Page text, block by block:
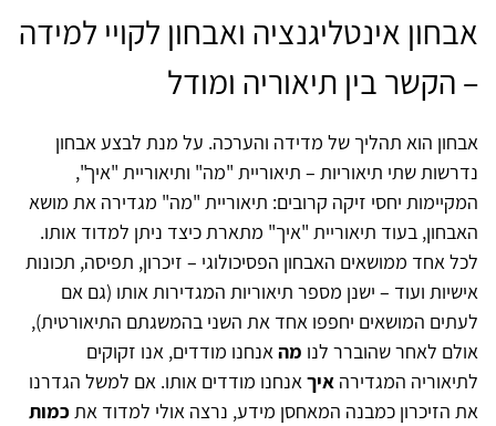
אבחון אינטליגנציה ואבחון לקויי למידה
– הקשר בין תיאוריה ומודל
אבחון הוא תהליך של מדידה והערכה. על מנת לבצע אבחון
נדרשות שתי תיאוריות – תיאוריית "מה" ותיאוריית "איך",
המקיימות יחסי זיקה קרובים: תיאוריית "מה" מגדירה את מושא
האבחון, בעוד תיאוריית "איך" מתארת כיצד ניתן למדוד אותו.
לכל אחד ממושאים האבחון הפסיכולוגי – זיכרון, תפיסה, תכונות
אישיות ועוד – ישנן מספר תיאוריות המגדירות אותו (גם אם
לעתים המושאים יחפפו אחד את השני בהמשגתם התיאורטית),
אולם לאחר שהוברר לנו מה אנחנו מודדים, אנו זקוקים
לתיאוריה המגדירה איך אנחנו מודדים אותו. אם למשל הגדרנו
את הזיכרון כמבנה המאחסן מידע, נרצה אולי למדוד את כמות